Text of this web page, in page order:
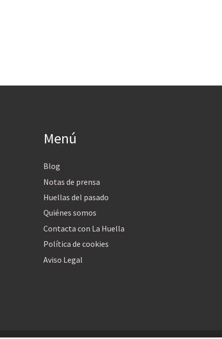
Menú
Blog
Notas de prensa
Huellas del pasado
Quiénes somos
Contacta con La Huella
Política de cookies
Aviso Legal